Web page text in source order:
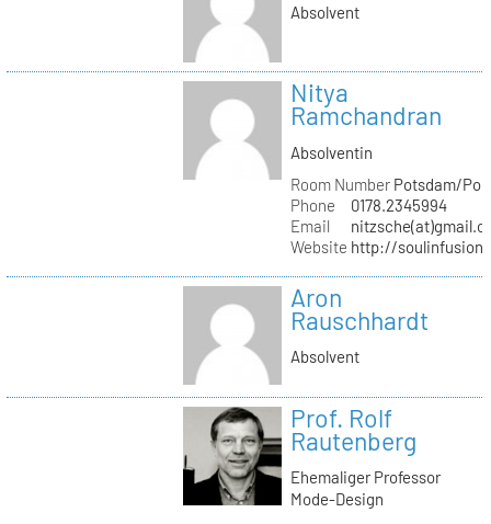
Absolvent
Nitya
Ramchandran
Absolventin
Room NumberPotsdam/
Phone
0178.2345994
Email
Website http://
Aron
Rauschhardt
Absolvent
Prof. Rolf
Rautenberg
Ehemaliger Professor
Mode-Design